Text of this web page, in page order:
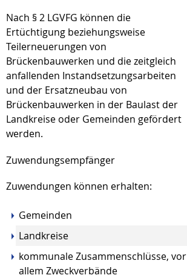
Nach § 2 LGVFG können die
Ertüchtigung beziehungsweise
Teilerneuerungen von
Brückenbauwerken und die zeitgleich
anfallenden Instandsetzungsarbeiten
und der Ersatzneubau von
Brückenbauwerken in der Baulast der
Landkreise oder Gemeinden gefördert
werden.
Zuwendungsempfänger
Zuwendungen können erhalten:
Gemeinden
Landkreise
kommunale Zusammenschlüsse, vor
allem Zweckverbände